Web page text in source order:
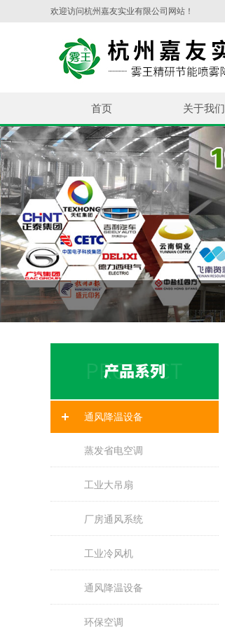
欢迎访问杭州嘉友实业有限公司网站！
首页 关于我们
通风降温设备
蒸发省电空调
工业大吊扇
厂房通风系统
工业冷风机
通风降温设备
环保空调